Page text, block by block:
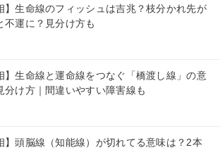
】生命線のフィッシュは吉兆？枝分かれ先が
不運に？見分け方も
】生命線と運命線をつなぐ「橋渡し線」の意
分け方｜間違いやすい障害線も
】頭脳線（知能線）が切れてる意味は？2本